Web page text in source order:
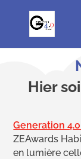
Hier
Generation 4.0
ZEAwards
en lumière